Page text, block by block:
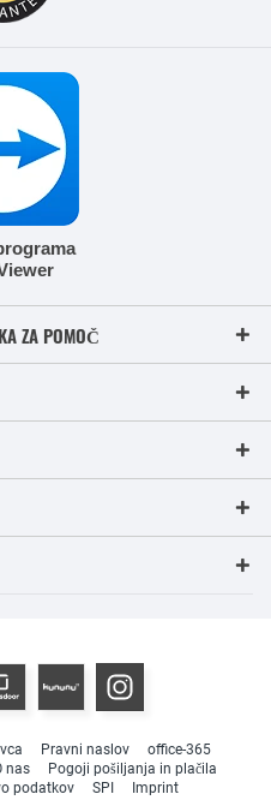
ZA POMOČ
Pravni naslov
office-365
nas
Pogoji pošiljanja in plačila
podatkov SPI Imprint